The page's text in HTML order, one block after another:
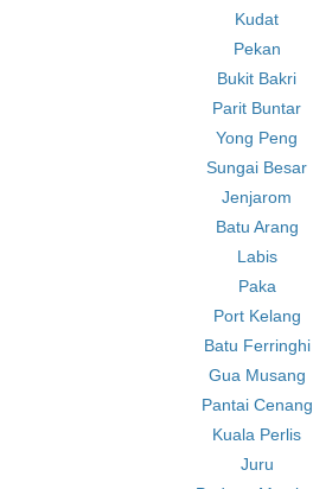
Kudat
Pekan
Bukit Bakri
Parit Buntar
Yong Peng
Sungai Besar
Jenjarom
Batu Arang
Labis
Paka
Port Kelang
Batu Ferringhi
Gua Musang
Pantai Cenang
Kuala Perlis
Juru